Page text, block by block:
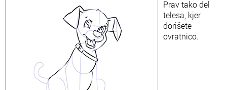
Prav tako del
telesa, kjer
dorišete
ovratnico.